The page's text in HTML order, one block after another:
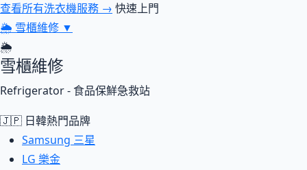
查看所有洗衣機服務 → 快速上門
🌦 雪櫃維修 ▼
🌦
雪櫃維修
Refrigerator - 食品保鮮急救站
🇯🇵 日韓熱門品牌
Samsung 三星
LG 樂金